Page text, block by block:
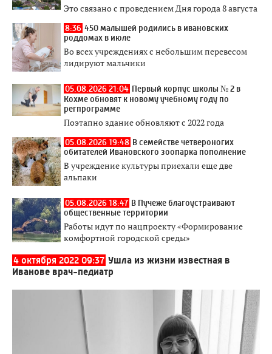
Это связано с проведением Дня города 8 августа
8:36 450 малышей родились в ивановских
роддомах в июле
Во всех учреждениях с небольшим перевесом
лидируют мальчики
05.08.2026 21:04 Первый корпус школы № 2 в
Кохме обновят к новому учебному году по
регпрограмме
Поэтапно здание обновляют с 2022 года
05.08.2026 19:48 В семействе четвероногих
обитателей Ивановского зоопарка пополнение
В учреждение культуры приехали еще две
альпаки
05.08.2026 18:47 В Пучеже благоустраивают
общественные территории
Работы идут по нацпроекту «Формирование
комфортной городской среды»
4 октября 2022 09:37 Ушла из жизни известная в
Иванове врач-педиатр